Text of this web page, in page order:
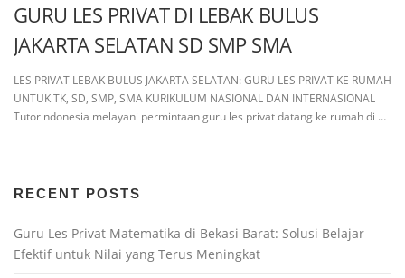
GURU LES PRIVAT DI LEBAK BULUS
JAKARTA SELATAN SD SMP SMA
LES PRIVAT LEBAK BULUS JAKARTA SELATAN: GURU LES PRIVAT KE RUMAH
UNTUK TK, SD, SMP, SMA KURIKULUM NASIONAL DAN INTERNASIONAL
Tutorindonesia melayani permintaan guru les privat datang ke rumah di …
RECENT POSTS
Guru Les Privat Matematika di Bekasi Barat: Solusi Belajar
Efektif untuk Nilai yang Terus Meningkat